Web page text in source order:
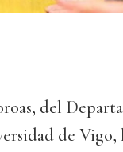
del
de Vigo,